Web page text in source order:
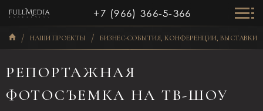
+7 (966) 366-5-366
НАШИ ПРОЕКТЫ БИЗНЕС-СОБЫТИЯ, КОНФЕРЕНЦИИ, ВЫСТАВКИ
РЕПОРТАЖНАЯ
ФОТОСЪЕМКА НА ТВ-ШОУ